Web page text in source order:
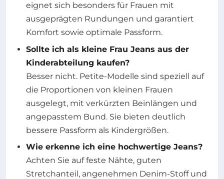
eignet sich besonders für Frauen mit
ausgeprägten Rundungen und garantiert
Komfort sowie optimale Passform.
Sollte ich als kleine Frau Jeans aus der
Kinderabteilung kaufen?
Besser nicht. Petite-Modelle sind speziell auf
die Proportionen von kleinen Frauen
ausgelegt, mit verkürzten Beinlängen und
angepasstem Bund. Sie bieten deutlich
bessere Passform als Kindergrößen.
Wie erkenne ich eine hochwertige Jeans?
Achten Sie auf feste Nähte, guten
Stretchanteil, angenehmen Denim-Stoff und